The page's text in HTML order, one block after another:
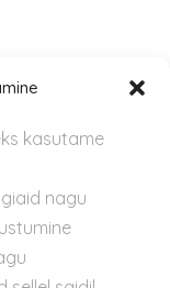
kasutame
nagu